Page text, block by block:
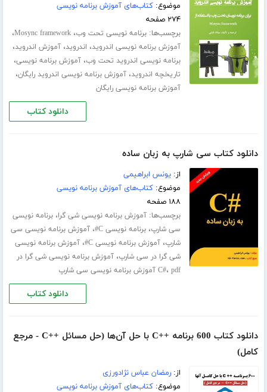
موضوع:کتاب‌های آموزش برنامه نویسی
۲۷۴ صفحه
برچسب‌ها:برنامه نویسی تحت وب،Mosync framework،
آموزش برنامه نویسی اندروید، اندروید،آموزش اندروید،
برنامه نویسی اندروید تحت وب،آموزش برنامه نویسی،
تاریخچه اندروید،آموزش برنامه نویسی اندروید رایگان،
آموزش برنامه نویسی رایگان
دانلود کتاب
دانلود کتاب سی شارپ به زبان ساده
از:یونس ابراهیمی
موضوع:کتاب‌های آموزش برنامه نویسی
۱۸۸ صفحه
برچسب‌ها:آموزش برنامه نویسی شی گرا،برنامه نویسی
سی شارپ،برنامه نویسی C# ،آموزش برنامه نویسی سی
شارپ،آموزش برنامه نویسی C# ،آموزش برنامه نویسی
شی گرا در سی شارپ،آموزش برنامه نویسی شی گرا در
C#، pdf آموزش برنامه نویسی سی شارپ
دانلود کتاب
دانلود کتاب 600 برنامه ++C با حل آن‌ها (حل مسائل ++C - مرجع
کامل)
از:رمضان عباس نژادورزی
موضوع:کتاب‌های آموزش برنامه نویسی